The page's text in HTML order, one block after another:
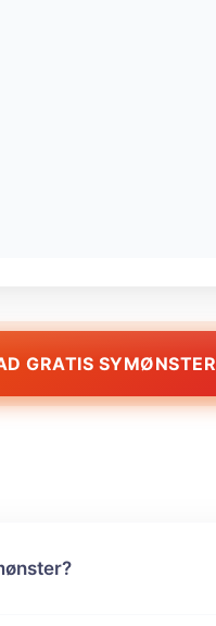
GRATIS SYMØNSTER